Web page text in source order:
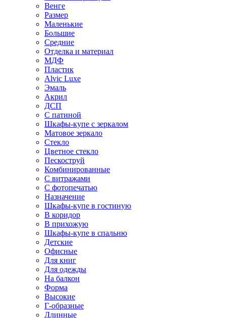
Венге
Размер
Маленькие
Большие
Средние
Отделка и материал
МДФ
Пластик
Alvic Luxe
Эмаль
Акрил
ДСП
С патиной
Шкафы-купе с зеркалом
Матовое зеркало
Стекло
Цветное стекло
Пескоструй
Комбинированные
С витражами
С фотопечатью
Назначение
Шкафы-купе в гостиную
В коридор
В прихожую
Шкафы-купе в спальню
Детские
Офисные
Для книг
Для одежды
На балкон
Форма
Высокие
Г-образные
Длинные